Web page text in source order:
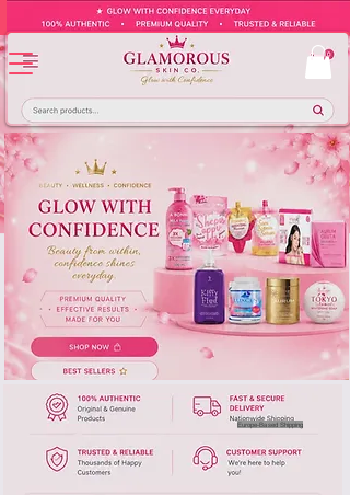
Europe-Based Shipping